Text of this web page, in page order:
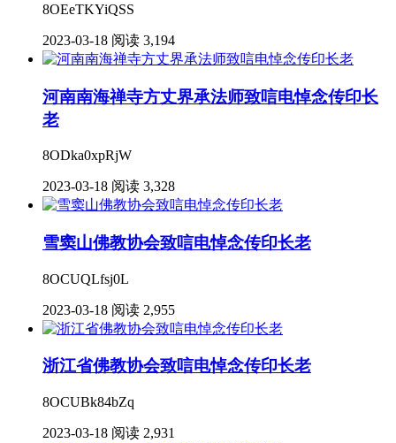
8OEeTKYiQSS
2023-03-18 阅读 3,194
河南南海禅寺方丈界承法师致唁电悼念传印长
老
8ODka0xpRjW
2023-03-18 阅读 3,328
雪窦山佛教协会致唁电悼念传印长老
8OCUQLfsj0L
2023-03-18 阅读 2,955
浙江省佛教协会致唁电悼念传印长老
8OCUBk84bZq
2023-03-18 阅读 2,931